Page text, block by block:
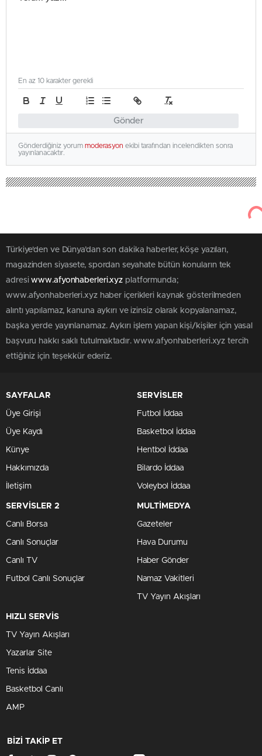
Gönder
En az 10 karakter gerekli
Gönderdiğiniz yorum moderasyon ekibi tarafından incelendikten sonra
yayınlanacaktır.
Türkiye'den ve Dünya’dan son dakika haberler, köşe yazıları,
magazinden siyasete, spordan seyahate bütün konuların tek
adresiwww.afyonhaberleri.xyz platformunda;
www.afyonhaberleri.xyz haber içerikleri kaynak gösterilmeden
alıntı yapılamaz, kanuna aykırı ve izinsiz olarak kopyalanamaz,
başka yerde yayınlanamaz. Aykırı işlem yapan kişi/kişiler için yasal
başvuru hakkı saklı tutulmaktadır. www.afyonhaberleri.xyz tercih
ettiğiniz için teşekkür ederiz.
SAYFALAR
Üye Girişi
Üye Kaydı
Künye
Hakkımızda
İletişim
SERVİSLER
Futbol İddaa
Basketbol İddaa
Hentbol İddaa
Bilardo İddaa
Voleybol İddaa
SERVİSLER 2
Canlı Borsa
Canlı Sonuçlar
Canlı TV
Futbol Canlı Sonuçlar
MULTİMEDYA
Gazeteler
Hava Durumu
Haber Gönder
Namaz Vakitleri
TV Yayın Akışları
HIZLI SERVİS
TV Yayın Akışları
Yazarlar Site
Tenis İddaa
Basketbol Canlı
AMP
BİZİ TAKİP ET